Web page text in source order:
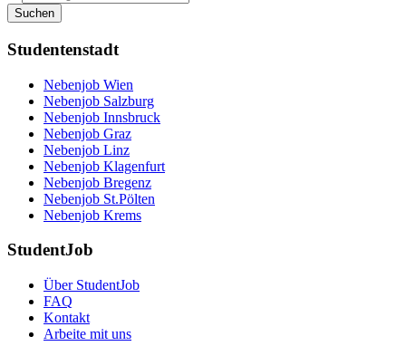
Suchen
Studentenstadt
Nebenjob Wien
Nebenjob Salzburg
Nebenjob Innsbruck
Nebenjob Graz
Nebenjob Linz
Nebenjob Klagenfurt
Nebenjob Bregenz
Nebenjob St.Pölten
Nebenjob Krems
StudentJob
Über StudentJob
FAQ
Kontakt
Arbeite mit uns